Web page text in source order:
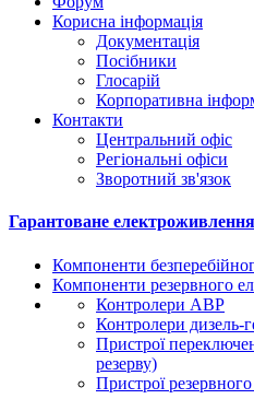
Корисна інформація
Документація
Посібники
Глосарій
Корпоративна
Контакти
Центральний офіс
Регіональні офіси
Зворотний зв'язок
Гарантоване
Компоненти
Компоненти резервного
Контролери АВР
Контролери дизель-
Пристрої
резерву)
Пристрої